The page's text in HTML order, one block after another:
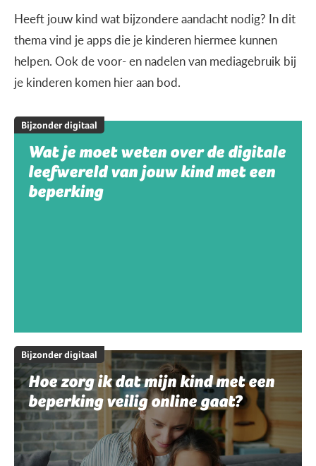
Heeft jouw kind wat bijzondere aandacht nodig? In dit
thema vind je apps die je kinderen hiermee kunnen
helpen. Ook de voor- en nadelen van mediagebruik bij
je kinderen komen hier aan bod.
Bijzonder digitaal
Wat je moet weten over de digitale
leefwereld van jouw kind met een
beperking
Bijzonder digitaal
Hoe zorg ik dat mijn kind met een
beperking veilig online gaat?